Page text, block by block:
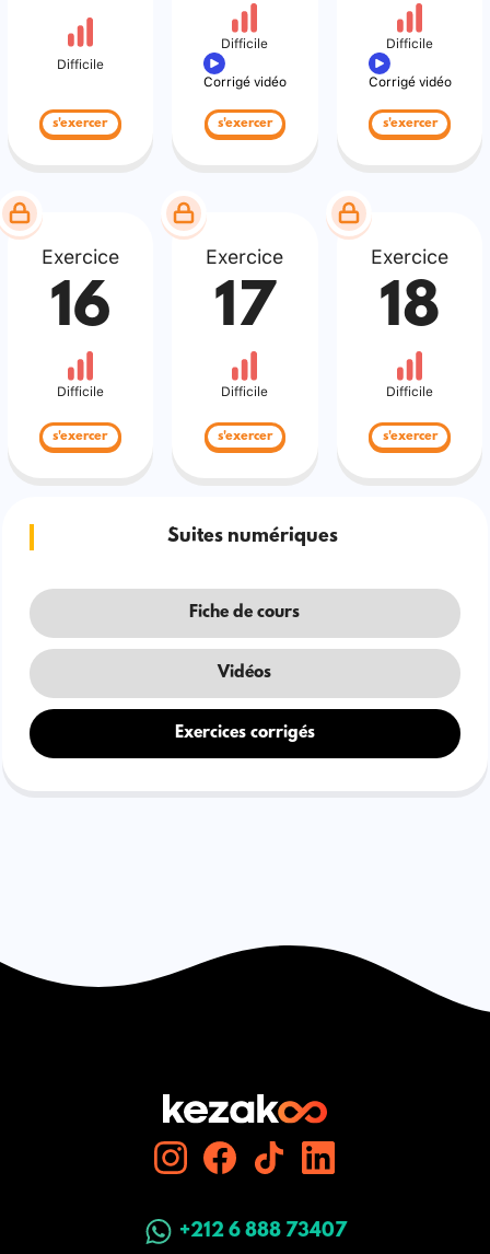
Difficile
s'exercer
Difficile
Corrigé vidéo
s'exercer
Difficile
Corrigé vidéo
s'exercer
Exercice
16
Difficile
s'exercer
Exercice
17
Difficile
s'exercer
Exercice
18
Difficile
s'exercer
Suites numériques
Fiche de cours
Vidéos
Exercices corrigés
+212 6 888 73407